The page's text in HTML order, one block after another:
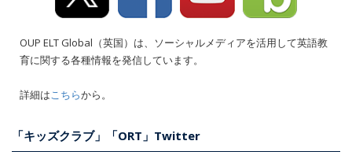
OUP ELT Global（英国）は、ソーシャルメディアを活用して英語教
育に関する各種情報を発信しています。
詳細はこちらから。
「キッズクラブ」「ORT」Twitter